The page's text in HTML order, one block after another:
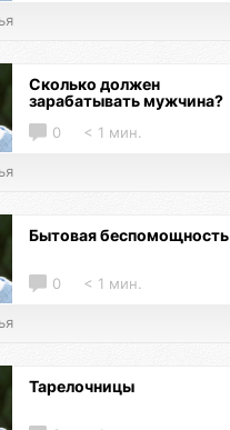
Сколько должен
зарабатывать мужчина?
0 < 1 мин.
Бытовая беспомощность
0 < 1 мин.
Тарелочницы